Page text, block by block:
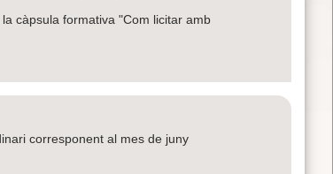
càpsula formativa "Com licitar amb
corresponent al mes de juny